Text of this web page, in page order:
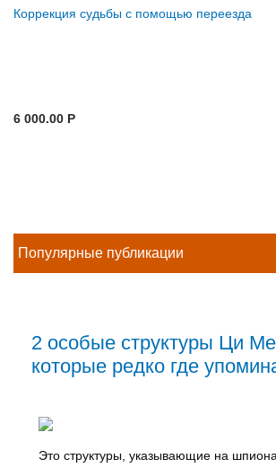
Коррекция судьбы с помощью переезда
6 000.00 P
Популярные публикации
2 особые структуры Ци
которые редко где
Это структуры, указывающие на